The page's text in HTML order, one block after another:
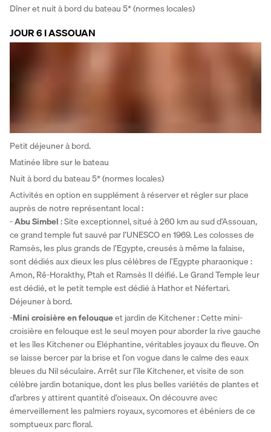
Dîner et nuit à bord du bateau 5* (normes locales)
JOUR 6 I ASSOUAN
Petit déjeuner à bord.
Matinée libre sur le bateau
Nuit à bord du bateau 5* (normes locales)
Activités en option en supplément à réserver et régler sur place
auprès de notre représentant local :
- Abu Simbel : Site exceptionnel, situé à 260 km au sud d’Assouan,
ce grand temple fut sauvé par l’UNESCO en 1969. Les colosses de
Ramsès, les plus grands de l’Egypte, creusés à même la falaise,
sont dédiés aux dieux les plus célèbres de l’Egypte pharaonique :
Amon, Rê-Horakthy, Ptah et Ramsès II déifié. Le Grand Temple leur
est dédié, et le petit temple est dédié à Hathor et Néfertari.
Déjeuner à bord.
-Mini croisière en felouque et jardin de Kitchener : Cette mini-
croisière en felouque est le seul moyen pour aborder la rive gauche
et les îles Kitchener ou Eléphantine, véritables joyaux du fleuve. On
se laisse bercer par la brise et l’on vogue dans le calme des eaux
bleues du Nil séculaire. Arrêt sur l’île Kitchener, et visite de son
célèbre jardin botanique, dont les plus belles variétés de plantes et
d’arbres y attirent quantité d’oiseaux. On découvre avec
émerveillement les palmiers royaux, sycomores et ébéniers de ce
somptueux parc floral.